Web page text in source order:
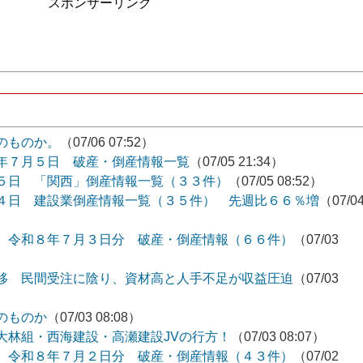
のか。
（07/06 07:52）
７月５日 破産・倒産情報一覧 （07/05 21:34）
日 「関西」倒産情報一覧（３３件）
（07/05 08:52）
日 建設業倒産情報一覧（３５件） 先週比６６％増 （07/
和８年７月３日分 破産・倒産情報（６６件） （07/03
民間受注に陰り、資材高と人手不足が収益圧迫 （07/03
ものか （07/03 08:08）
組・西海建設・高瀬建設JVの行方！
（07/03 08:07）
和８年７月２日分 破産・倒産情報（４３件）
（07/02